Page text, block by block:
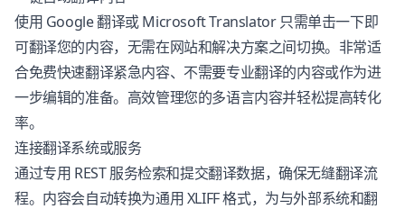
使用 Google 翻译或 Microsoft Translator 只需单击一下即
可翻译您的内容，无需在网站和解决方案之间切换。非常适
合免费快速翻译紧急内容、不需要专业翻译的内容或作为进
一步编辑的准备。高效管理您的多语言内容并轻松提高转化
率。
连接翻译系统或服务
通过专用 REST 服务检索和提交翻译数据，确保无缝翻译流
程。内容会自动转换为通用 XLIFF 格式，为与外部系统和翻